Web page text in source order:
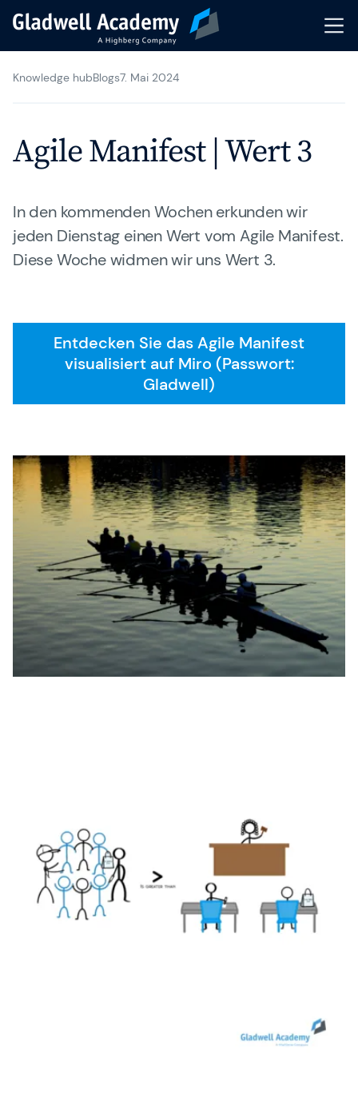
Agile Trainings
Transformation Journeys
Gladwell Coaching
Trainer & Coaches
Karriere
Knowledge Hub
SAFe 6.0
Karriere
Allgemeine Geschäftsbedingungen
FAQ
English Website
Währung: EUR (€)
Sprache ändern
Knowledge hubBlogs7. Mai 2024
Agile Manifest | Wert 3
In den kommenden Wochen erkunden wir
jeden Dienstag einen Wert vom Agile Manifest.
Diese Woche widmen wir uns Wert 3.
Entdecken Sie das Agile Manifest
visualisiert auf Miro (Passwort:
Gladwell)